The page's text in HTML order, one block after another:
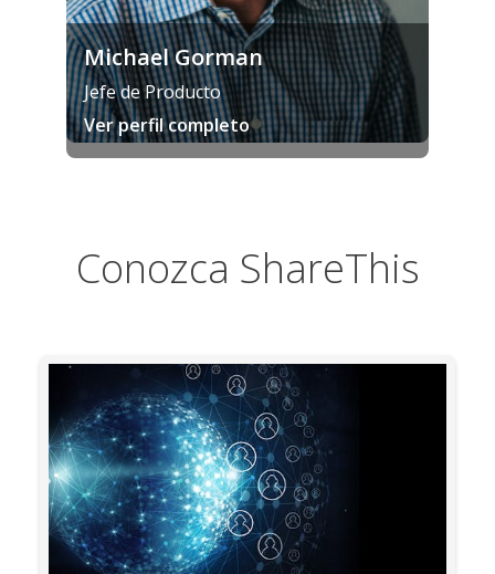
Michael Gorman
Jefe de Producto
Ver perfil completo
Conozca ShareThis